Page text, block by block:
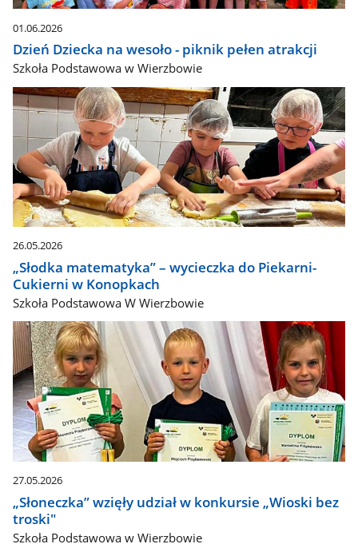
01.06.2026
Dzień Dziecka na wesoło - piknik pełen atrakcji
Szkoła Podstawowa w Wierzbowie
26.05.2026
„Słodka matematyka” – wycieczka do Piekarni-
Cukierni w Konopkach
Szkoła Podstawowa W Wierzbowie
27.05.2026
„Słoneczka” wzięły udział w konkursie „Wioski bez
troski"
Szkoła Podstawowa w Wierzbowie